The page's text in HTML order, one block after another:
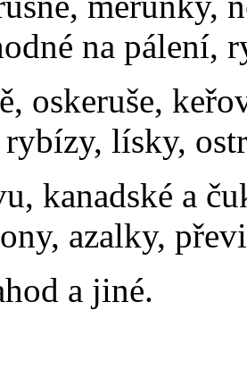
na pálení,
oskeruše,
rybízy, lísky,
kanadské a
azalky,
a jiné.